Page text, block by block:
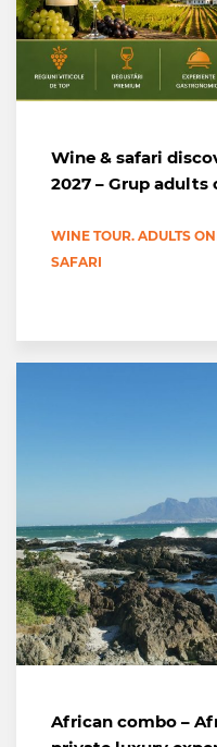
Wine & safari
2027 – Grup adults
WINE TOUR. ADULTS
SAFARI
African combo –